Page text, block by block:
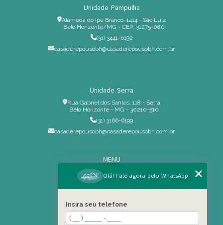
Unidade Pampulha
Alameda do Ipê Branco, 1414 - São Luiz
Belo Horizonte/MG - CEP: 31275-080
(31) 3441-6192
casaderepousobh@casaderepousobh.com.br
Unidade Serra
Rua Gabriel dos Santos, 118 - Serra
Belo Horizonte - MG - 30210-510
(31) 3166-6199
casaderepousobh@casaderepousobh.com.br
MENU
Home
Institucional
Serviços Especiais
Olá! Fale agora pelo WhatsApp
Insira seu telefone